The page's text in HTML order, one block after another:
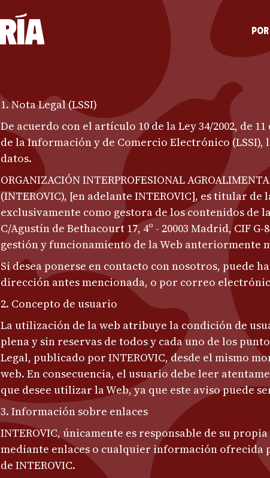
1. Nota Legal (LSSI)
De acuerdo con el artículo 10 de la Ley 34/2002, de
de la Información y de Comercio Electrónico
datos.
ORGANIZACIÓN INTERPROFESIONAL
(INTEROVIC), [en adelante INTEROVIC], es titular
exclusivamente como gestora de los contenidos de
C/Agustín de Bethacourt 17, 4º - 20003 Madrid, CIF G-
gestión y funcionamiento de la Web anteriormente
Si desea ponerse en contacto con nosotros, puede
dirección antes mencionada, o por correo
2. Concepto de usuario
La utilización de la web atribuye la condición de
plena y sin reservas de todos y cada uno de los
Legal, publicado por INTEROVIC, desde el mismo
web. En consecuencia, el usuario debe leer
que desee utilizar la Web, ya que este aviso puede
3. Información sobre enlaces
INTEROVIC, únicamente es responsable de su
mediante enlaces o cualquier información ofrecida
de INTEROVIC.